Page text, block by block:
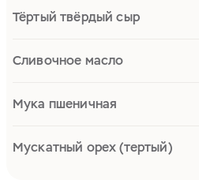
Тёртый твёрдый сыр
Сливочное масло
Мука пшеничная
Мускатный орех (тертый)